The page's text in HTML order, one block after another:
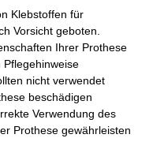
Klebstoffen für
Vorsicht geboten.
Ihrer Prothese
nicht verwendet
beschädigen
Verwendung des
Prothese gewährleisten